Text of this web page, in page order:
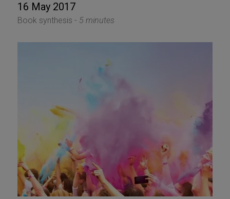
16 May 2017
Book synthesis - 5 minutes